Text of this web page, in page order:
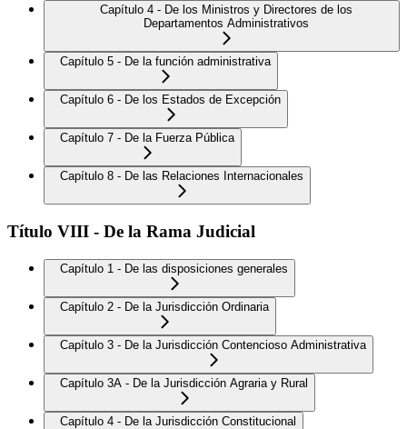
Capítulo 4 - De los Ministros y Directores de los
Departamentos Administrativos
Capítulo 5 - De la función administrativa
Capítulo 6 - De los Estados de Excepción
Capítulo 7 - De la Fuerza Pública
Capítulo 8 - De las Relaciones Internacionales
Título VIII - De la Rama Judicial
Capítulo 1 - De las disposiciones generales
Capítulo 2 - De la Jurisdicción Ordinaria
Capítulo 3 - De la Jurisdicción Contencioso Administrativa
Capítulo 3A - De la Jurisdicción Agraria y Rural
Capítulo 4 - De la Jurisdicción Constitucional